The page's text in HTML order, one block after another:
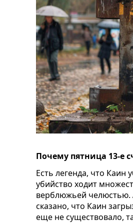
Почему пятница 13-е
Есть легенда, что Каин
убийство ходит
верблюжьей челюстью.
сказано, что Каин
еще не существовало,